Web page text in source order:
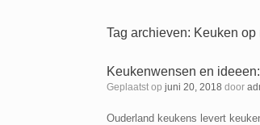
Tag archieven: Keuken op
Keukenwensen en
Geplaatst op juni 20, 2018 door
Ouderland keukens levert